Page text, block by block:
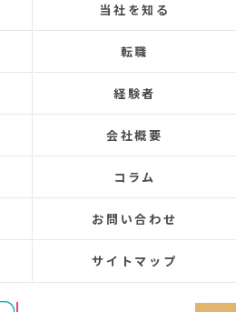
当社を知る
転職
経験者
会社概要
コラム
お問い合わせ
サイトマップ